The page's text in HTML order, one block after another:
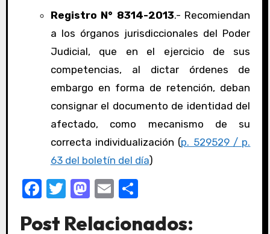
Registro N° 8314-2013.- Recomiendan
a los órganos jurisdiccionales del Poder
Judicial, que en el ejercicio de sus
competencias, al dictar órdenes de
embargo en forma de retención, deban
consignar el documento de identidad del
afectado, como mecanismo de su
correcta individualización (p. 529529 / p.
63 del boletín del día)
F
c
T
it
M
st
E
ail
C
m
Post Relacionados: